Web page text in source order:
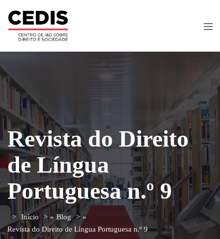
Revista do Direito
de Língua
Portuguesa n.º 9
Início » Blog
»
Revista do Direito de Língua Portuguesa n.º 9